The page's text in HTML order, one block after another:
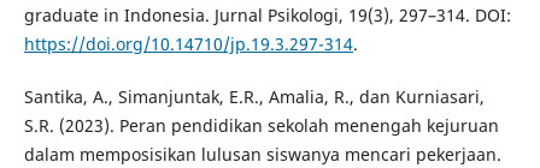
graduate in Indonesia. Jurnal Psikologi, 19(3), 297–314. DOI:
https://doi.org/10.14710/jp.19.3.297-314.
Santika, A., Simanjuntak, E.R., Amalia, R., dan Kurniasari,
S.R. (2023). Peran pendidikan sekolah menengah kejuruan
dalam memposisikan lulusan siswanya mencari pekerjaan.